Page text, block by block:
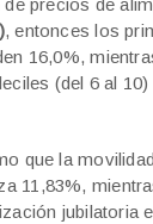
precios de
, entonces los
16,0%,
(del 6 al 10)
que la
11,83%,
jubilatoria